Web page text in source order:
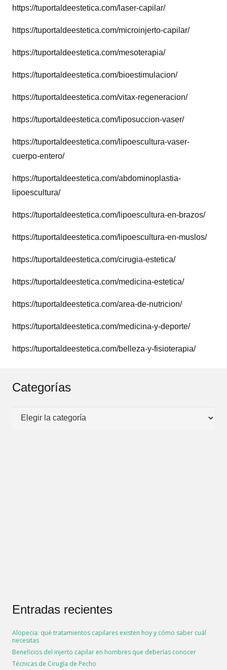
https://tuportaldeestetica.com/laser-capilar/
https://tuportaldeestetica.com/microinjerto-capilar/
https://tuportaldeestetica.com/mesoterapia/
https://tuportaldeestetica.com/bioestimulacion/
https://tuportaldeestetica.com/vitax-regeneracion/
https://tuportaldeestetica.com/liposuccion-vaser/
https://tuportaldeestetica.com/lipoescultura-vaser-
cuerpo-entero/
https://tuportaldeestetica.com/abdominoplastia-
lipoescultura/
https://tuportaldeestetica.com/lipoescultura-en-brazos/
https://tuportaldeestetica.com/lipoescultura-en-muslos/
https://tuportaldeestetica.com/cirugia-estetica/
https://tuportaldeestetica.com/medicina-estetica/
https://tuportaldeestetica.com/area-de-nutricion/
https://tuportaldeestetica.com/medicina-y-deporte/
https://tuportaldeestetica.com/belleza-y-fisioterapia/
Categorías
Categorías
Entradas recientes
Alopecia: qué tratamientos capilares existen hoy y cómo saber cuál
necesitas
Beneficios del injerto capilar en hombres que deberías conocer
Técnicas de Cirugía de Pecho